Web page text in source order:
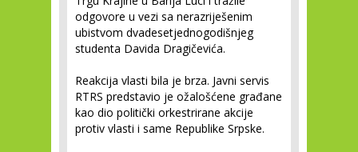
odgovore u vezi sa nerazriješenim
ubistvom dvadesetjednogodišnjeg
studenta Davida Dragičevića.
Reakcija vlasti bila je brza. Javni servis
RTRS predstavio je ožalošćene građane
kao dio politički orkestrirane akcije
protiv vlasti i same Republike Srpske.